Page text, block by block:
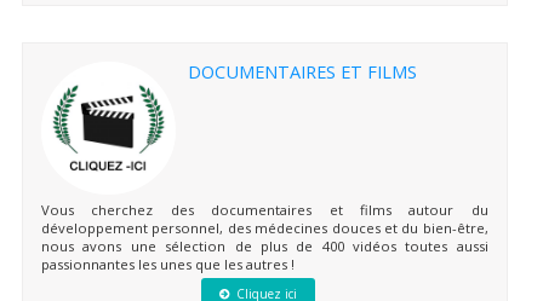
DOCUMENTAIRES ET FILMS
Vous cherchez des documentaires et films autour du
développement personnel, des médecines douces et du bien-être,
nous avons une sélection de plus de 400 vidéos toutes aussi
passionnantes les unes que les autres !
Cliquez ici